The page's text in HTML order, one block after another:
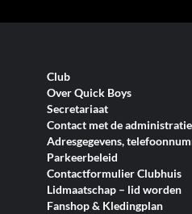
Club
Over Quick Boys
Secretariaat
Contact met de administratie
Adresgegevens,
Parkeerbeleid
Contactformulier Clubhuis
Lidmaatschap – lid worden
Fanshop & Kledingplan